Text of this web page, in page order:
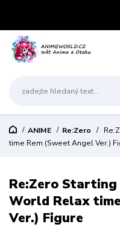
ANIME Re:Zero
time Rem (Sweet Angel Ver.)
Re:Zero
World Relax
Ver.) Figure